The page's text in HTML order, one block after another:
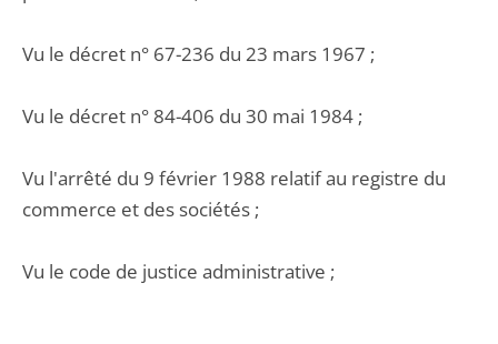
Vu le décret n° 67-236 du 23 mars 1967 ;
Vu le décret n° 84-406 du 30 mai 1984 ;
Vu l'arrêté du 9 février 1988 relatif au registre du
commerce et des sociétés ;
Vu le code de justice administrative ;